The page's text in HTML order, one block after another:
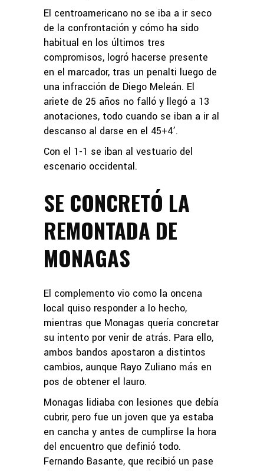
El centroamericano no se iba a ir seco
de la confrontación y cómo ha sido
habitual en los últimos tres
compromisos, logró hacerse presente
en el marcador, tras un penalti luego de
una infracción de Diego Meleán. El
ariete de 25 años no falló y llegó a 13
anotaciones, todo cuando se iban a ir al
descanso al darse en el 45+4’.
Con el 1-1 se iban al vestuario del
escenario occidental.
SE CONCRETÓ LA
REMONTADA DE
MONAGAS
El complemento vio como la oncena
local quiso responder a lo hecho,
mientras que Monagas quería concretar
su intento por venir de atrás. Para ello,
ambos bandos apostaron a distintos
cambios, aunque Rayo Zuliano más en
pos de obtener el lauro.
Monagas lidiaba con lesiones que debía
cubrir, pero fue un joven que ya estaba
en cancha y antes de cumplirse la hora
del encuentro que definió todo.
Fernando Basante, que recibió un pase